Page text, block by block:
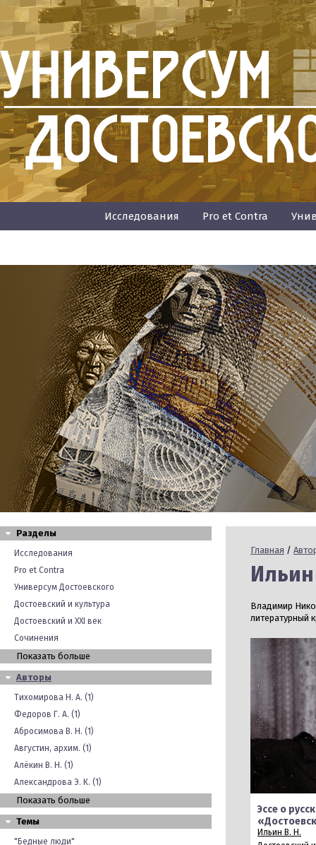
Исследования Pro et Contra
Разделы
Исследования
Pro et Contra
Универсум Достоевского
Достоевский и культура
Достоевский и XXI век
Сочинения
Показать больше
Авторы
Тихомирова Н. А. (1)
Федоров Г. А. (1)
Абросимова В. Н. (1)
Августин, архим. (1)
Алёкин В. Н. (1)
Александрова Э. К. (1)
Показать больше
Темы
"Бедные люди"
Главная /
Владимир
литературный
Эссе о
Ильин В. Н.